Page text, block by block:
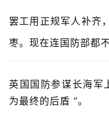
罢工用正规军人补齐
枣。现在连国防部都
英国国防参谋长海军
为最终的后盾 ”。